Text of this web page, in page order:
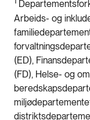
Arbeids- og
(ED),
(FD), Helse- og